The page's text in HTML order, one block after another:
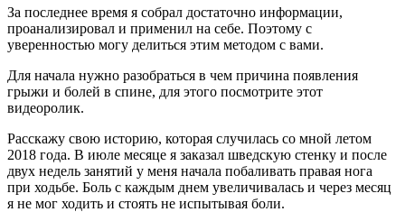
За последнее время я собрал достаточно информации,
проанализировал и применил на себе. Поэтому с
уверенностью могу делиться этим методом с вами.
Для начала нужно разобраться в чем причина появления
грыжи и болей в спине, для этого посмотрите этот
видеоролик.
Расскажу свою историю, которая случилась со мной летом
2018 года. В июле месяце я заказал шведскую стенку и после
двух недель занятий у меня начала побаливать правая нога
при ходьбе. Боль с каждым днем увеличивалась и через месяц
я не мог ходить и стоять не испытывая боли.